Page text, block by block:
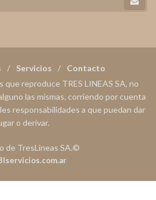
Servicios
Contacto
que reproduce TRES LINEAS SA, no
las mismas, corriendo por cuenta
responsabilidades a que puedan dar
o derivar.
de TresLineas SA.©